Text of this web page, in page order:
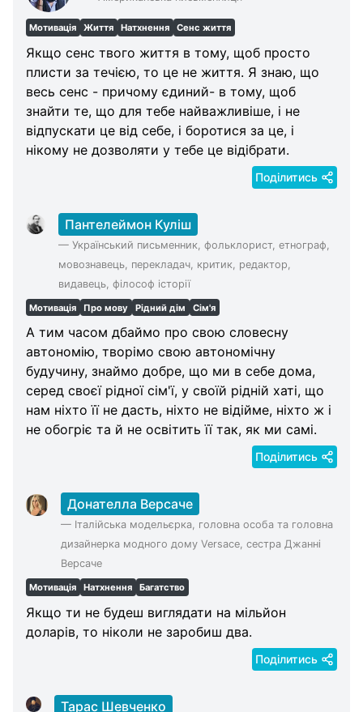
Мотивація Життя Натхнення Сенс життя
Якщо сенс твого життя в тому, щоб просто
плисти за течією, то це не життя. Я знаю, що
весь сенс - причому єдиний- в тому, щоб
знайти те, що для тебе найважливіше, і не
відпускати це від себе, і боротися за це, і
нікому не дозволяти у тебе це відібрати.
Поділитись
Пантелеймон Куліш
—Український письменник, фольклорист, етнограф,
мовознавець, перекладач, критик, редактор,
видавець, філософ історії
Мотивація Про мову Рідний дім Сім'я
А тим часом дбаймо про свою словесну
автономію, творімо свою автономічну
будучину, знаймо добре, що ми в себе дома,
серед своєї рідної сім'ї, у своїй рідній хаті, що
нам ніхто її не дасть, ніхто не відійме, ніхто ж і
не обогріє та й не освітить її так, як ми самі.
Поділитись
Донателла Версаче
— Італійська модельєрка, головна особа та головна
дизайнерка модного дому Versace, сестра Джанні
Версаче
Мотивація Натхнення Багатство
Якщо ти не будеш виглядати на мільйон
доларів, то ніколи не заробиш два.
Поділитись
Тарас Шевченко